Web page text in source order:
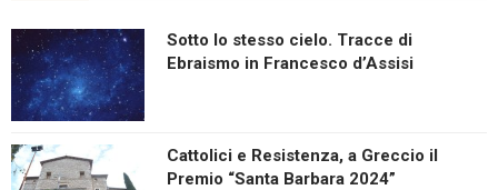
Sotto lo stesso cielo. Tracce di
Ebraismo in Francesco d’Assisi
Cattolici e Resistenza, a Greccio il
Premio “Santa Barbara 2024”